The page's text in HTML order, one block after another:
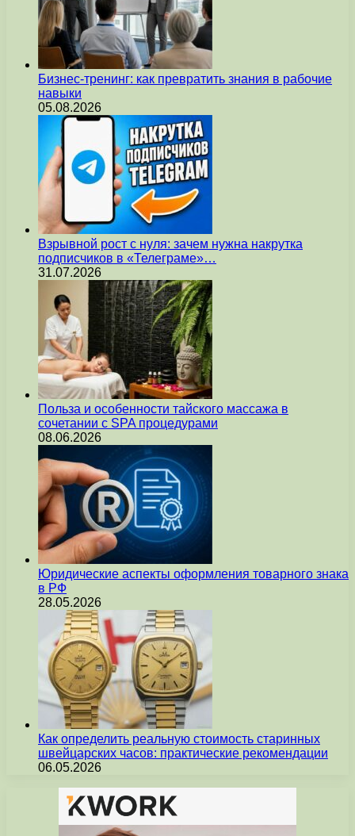
Бизнес-тренинг: как превратить знания в рабочие
навыки
05.08.2026
Взрывной рост с нуля: зачем нужна накрутка
подписчиков в «Телеграме»…
31.07.2026
Польза и особенности тайского массажа в
сочетании с SPA процедурами
08.06.2026
Юридические аспекты оформления товарного знака
в РФ
28.05.2026
Как определить реальную стоимость старинных
швейцарских часов: практические рекомендации
06.05.2026